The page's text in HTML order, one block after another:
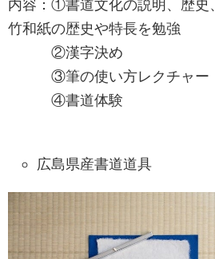
内容：①書道文化の説明、歴史
竹和紙の歴史や特長を勉強
②漢字決め
③筆の使い方レクチャー
④書道体験
広島県産書道道具